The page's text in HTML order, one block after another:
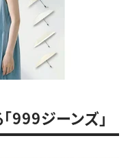
999ジーンズ」